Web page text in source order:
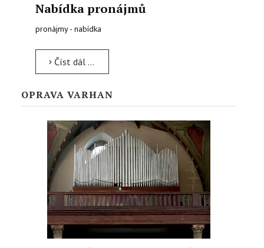
Nabídka pronájmů
pronájmy - nabídka
Číst dál …
OPRAVA VARHAN